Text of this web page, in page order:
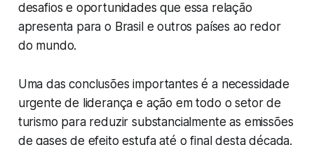
desafios e oportunidades que essa relação
apresenta para o Brasil e outros países ao redor
do mundo.
Uma das conclusões importantes é a necessidade
urgente de liderança e ação em todo o setor de
turismo para reduzir substancialmente as emissões
de gases de efeito estufa até o final desta década.